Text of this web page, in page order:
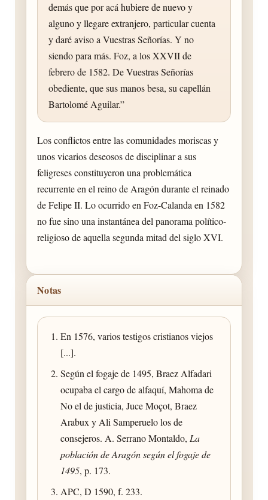
demás que por acá hubiere de nuevo y
alguno y llegare extranjero, particular cuenta
y daré aviso a Vuestras Señorías. Y no
siendo para más. Foz, a los XXVII de
febrero de 1582. De Vuestras Señorías
obediente, que sus manos besa, su capellán
Bartolomé Aguilar.”
Los conflictos entre las comunidades moriscas y
unos vicarios deseosos de disciplinar a sus
feligreses constituyeron una problemática
recurrente en el reino de Aragón durante el reinado
de Felipe II. Lo ocurrido en Foz-Calanda en 1582
no fue sino una instantánea del panorama político-
religioso de aquella segunda mitad del siglo XVI.
Notas
En 1576, varios testigos cristianos viejos
[...].
Según el fogaje de 1495, Braez Alfadari
ocupaba el cargo de alfaquí, Mahoma de
No el de justicia, Juce Moçot, Braez
Arabux y Ali Samperuelo los de
consejeros. A. Serrano Montaldo, La
población de Aragón según el fogaje de
1495, p. 173.
APC, D 1590, f. 233.